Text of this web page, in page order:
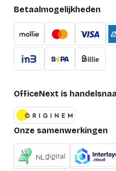
Betaalmogelijkheden
OfficeNext is
Onze samenwerkingen